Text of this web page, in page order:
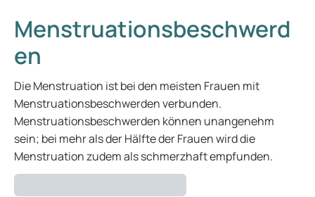
Menstruationsbeschwerd
en
Die Menstruation ist bei den meisten Frauen mit
Menstruationsbeschwerden verbunden.
Menstruationsbeschwerden können unangenehm
sein; bei mehr als der Hälfte der Frauen wird die
Menstruation zudem als schmerzhaft empfunden.